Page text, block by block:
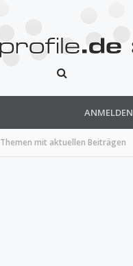
Themen mit aktuellen Beiträgen
ANMELDEN